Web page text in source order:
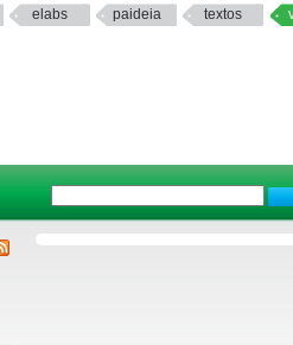
elabs paideia textos